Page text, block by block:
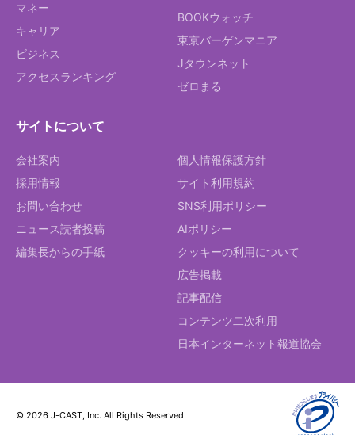
マネー
キャリア
ビジネス
アクセスランキング
BOOKウォッチ
東京バーゲンマニア
Jタウンネット
ゼロまる
サイトについて
会社案内
採用情報
お問い合わせ
ニュース読者投稿
編集長からの手紙
個人情報保護方針
サイト利用規約
SNS利用ポリシー
AIポリシー
クッキーの利用について
広告掲載
記事配信
コンテンツ二次利用
日本インターネット報道協会
© 2026 J-CAST, Inc. All Rights Reserved.